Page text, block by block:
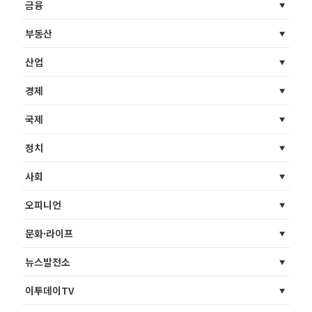
금융
부동산
산업
경제
국제
정치
사회
오피니언
문화·라이프
뉴스발전소
이투데이TV